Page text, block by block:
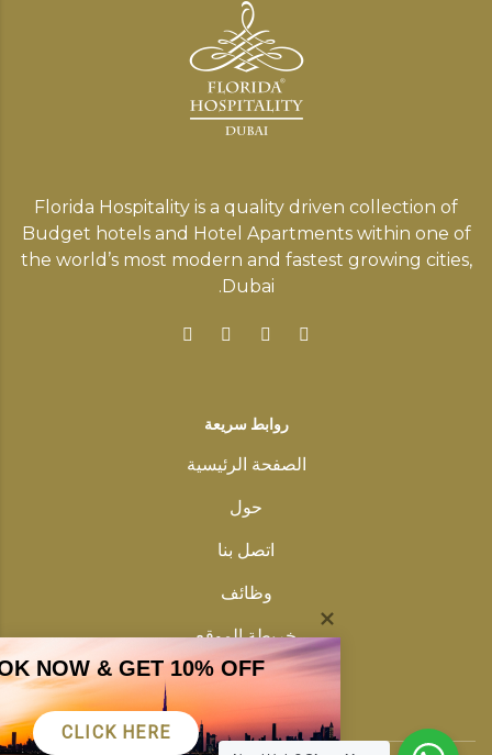
Florida Hospitality is a quality driven collection of
Budget hotels and Hotel Apartments within one of
the world’s most modern and fastest growing cities,
Dubai.
روابط سريعة
الصفحة الرئيسية
حول
اتصل بنا
وظائف
خريطة الموقع
سياسة خاصة
CLICK HERE
NOW & GET 10% OFF